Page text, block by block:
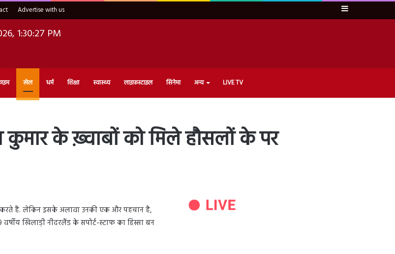
Advertise with us Sidebar
1:30:28 PM
खेल धर्म शिक्षा स्वास्थ्य लाइफ़स्टाइल सिनेमा अन्य LIVE TV
कुमार के ख़्वाबों को मिले हौसलों के पर
करते हैं. लेकिन इसके अलावा उनकी एक और पहचान है,
खिलाड़ी नीदरलैंड के सपोर्ट-स्टाफ का हिस्सा बन